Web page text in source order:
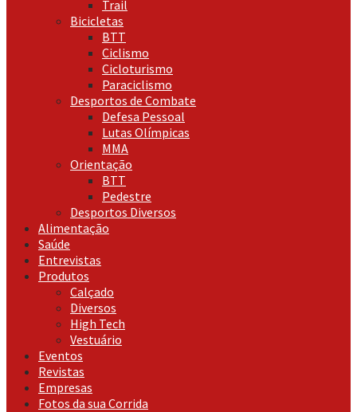
Trail
Bicicletas
BTT
Ciclismo
Cicloturismo
Paraciclismo
Desportos de Combate
Defesa Pessoal
Lutas Olímpicas
MMA
Orientação
BTT
Pedestre
Desportos Diversos
Alimentação
Saúde
Entrevistas
Produtos
Calçado
Diversos
High Tech
Vestuário
Eventos
Revistas
Empresas
Fotos da sua Corrida